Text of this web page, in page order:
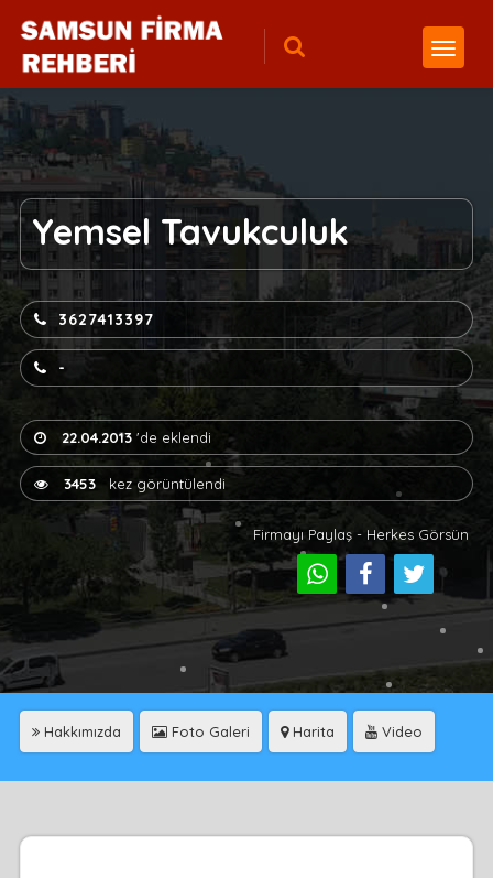
Yemsel Tavukculuk
3627413397
-
22.04.2013'de eklendi
3453kez görüntülendi
Firmayı Paylaş - Herkes Görsün
Hakkımızda Foto Galeri Harita Video